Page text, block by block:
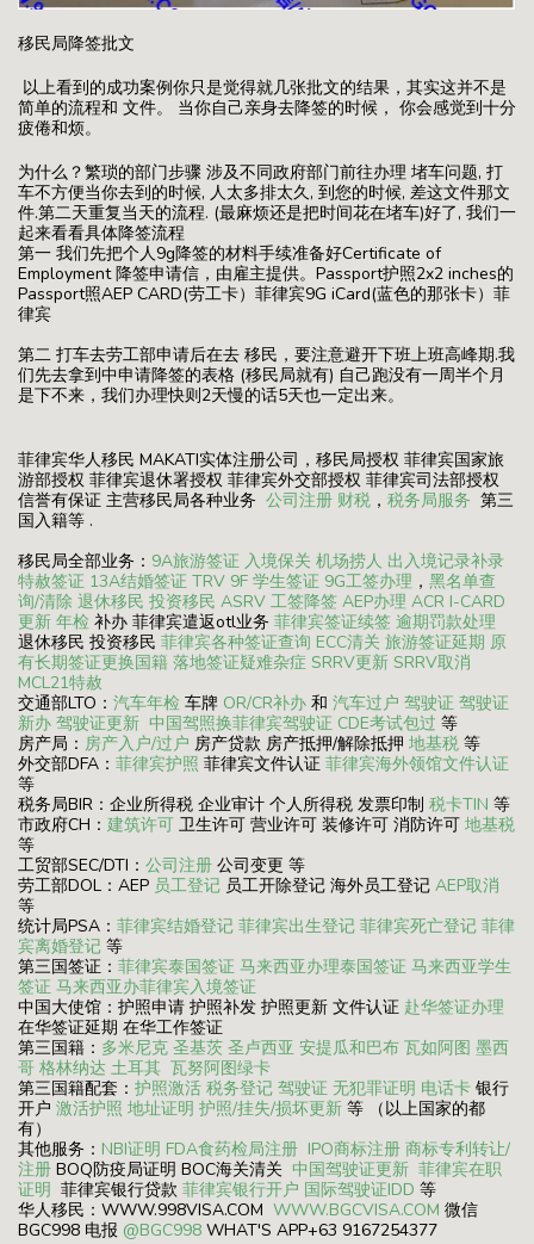
移民局降签批文
以上看到的成功案例你只是觉得就几张批文的结果，其实这并不是
简单的流程和 文件。 当你自己亲身去降签的时候， 你会感觉到十分
疲倦和烦。
为什么？繁琐的部门步骤 涉及不同政府部门前往办理 堵车问题, 打
车不方便当你去到的时候, 人太多排太久, 到您的时候, 差这文件那文
件.第二天重复当天的流程. (最麻烦还是把时间花在堵车)好了, 我们一
起来看看具体降签流程
第一 我们先把个人9g降签的材料手续准备好Certificate of
Employment 降签申请信，由雇主提供。Passport护照2x2 inches的
Passport照AEP CARD(劳工卡）菲律宾9G iCard(蓝色的那张卡）菲
律宾
第二 打车去劳工部申请后在去 移民，要注意避开下班上班高峰期.我
们先去拿到中申请降签的表格 (移民局就有) 自己跑没有一周半个月
是下不来，我们办理快则2天慢的话5天也一定出来。
菲律宾华人移民 MAKATI实体注册公司，移民局授权 菲律宾国家旅
游部授权 菲律宾退休署授权 菲律宾外交部授权 菲律宾司法部授权
信誉有保证 主营移民局各种业务 公司注册 财税 ， 税务局服务 第三
国入籍等 .
移民局全部业务： 9A旅游签证 入境保关 机场捞人 出入境记录补录
特赦签证 13A结婚签证 TRV 9F 学生签证 9G工签办理 ， 黑名单查
询/清除 退休移民 投资移民 ASRV 工签降签 AEP办理 ACR I-CARD
更新 年检 补办 菲律宾遣返otl业务 菲律宾签证续签 逾期罚款处理
退休移民 投资移民 菲律宾各种签证查询 ECC清关 旅游签证延期 原
有长期签证更换国籍 落地签证疑难杂症 SRRV更新 SRRV取消
MCL21特赦
交通部LTO： 汽车年检 车牌 OR/CR补办 和 汽车过户 驾驶证 驾驶证
新办 驾驶证更新 中国驾照换菲律宾驾驶证 CDE考试包过 等
房产局： 房产入户/过户 房产贷款 房产抵押/解除抵押 地基税 等
外交部DFA： 菲律宾护照 菲律宾文件认证 菲律宾海外领馆文件认证
等
税务局BIR：企业所得税 企业审计 个人所得税 发票印制 税卡TIN 等
市政府CH： 建筑许可 卫生许可 营业许可 装修许可 消防许可 地基税
等
工贸部SEC/DTI： 公司注册 公司变更 等
劳工部DOL：AEP 员工登记 员工开除登记 海外员工登记 AEP取消
等
统计局PSA： 菲律宾结婚登记 菲律宾出生登记 菲律宾死亡登记 菲律
宾离婚登记 等
第三国签证： 菲律宾泰国签证 马来西亚办理泰国签证 马来西亚学生
签证 马来西亚办菲律宾入境签证
中国大使馆：护照申请 护照补发 护照更新 文件认证 赴华签证办理
在华签证延期 在华工作签证
第三国籍： 多米尼克 圣基茨 圣卢西亚 安提瓜和巴布 瓦如阿图 墨西
哥 格林纳达 土耳其 瓦努阿图绿卡
第三国籍配套： 护照激活 税务登记 驾驶证 无犯罪证明 电话卡 银行
开户 激活护照 地址证明 护照/挂失/损坏更新 等 （以上国家的都
有）
其他服务： NBI证明 FDA食药检局注册 IPO商标注册 商标专利转让/
注册 BOQ防疫局证明 BOC海关清关 中国驾驶证更新 菲律宾在职
证明 菲律宾银行贷款 菲律宾银行开户 国际驾驶证IDD 等
华人移民：WWW.998VISA.COM WWW.BGCVISA.COM 微信
BGC998 电报 @BGC998 WHAT'S APP+63 9167254377